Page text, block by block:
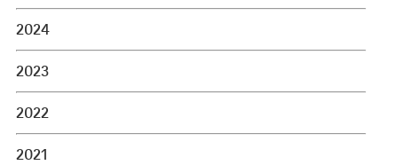
2024
2023
2022
2021